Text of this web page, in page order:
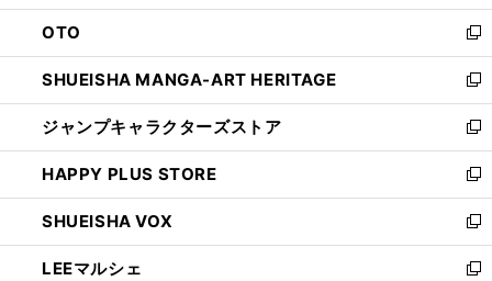
ウ
で
開
く
ン
ド
ウ
で
開
く
OTO
新
し
い
ウ
ィ
ン
ド
ウ
で
開
く
SHUEISHA MANGA-ART HERITAGE
新
し
い
ウ
ィ
ン
ド
ウ
で
ジャンプキャラクターズストア
新
し
い
ウ
ィ
ン
ド
HAPPY PLUS STORE
新
し
い
ウ
ィ
SHUEISHA VOX
新
し
い
LEEマルシェ
新